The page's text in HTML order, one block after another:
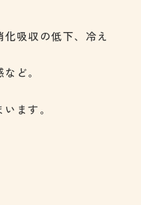
吸収の低下、冷え
ど。
ます。